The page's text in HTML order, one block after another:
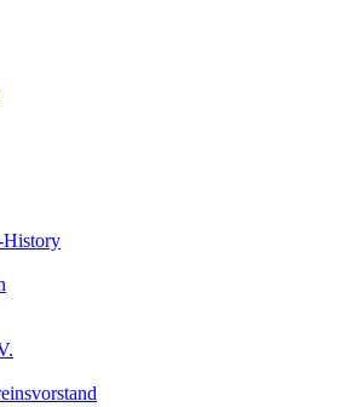
History